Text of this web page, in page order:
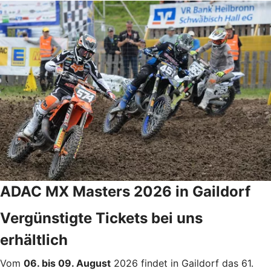
ADAC MX Masters 2026 in Gaildorf
Vergünstigte Tickets bei uns
erhältlich
Vom 06. bis 09. August 2026 findet in Gaildorf das 61.